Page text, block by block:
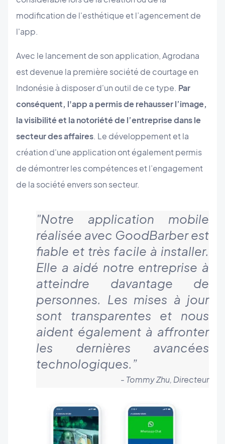
modification de l'esthétique et l’agencement de
l'app.
Avec le lancement de son application, Agrodana
est devenue la première société de courtage en
Indonésie à disposer d'un outil de ce type. Par
conséquent, l'app a permis de rehausser l’image,
la visibilité et la notoriété de l’entreprise dans le
secteur des affaires. Le développement et la
création d'une application ont également permis
de démontrer les compétences et l’engagement
de la société envers son secteur.
"Notre application mobile
réalisée avec GoodBarber est
fiable et très facile à installer.
Elle a aidé notre entreprise à
atteindre davantage de
personnes. Les mises à jour
sont transparentes et nous
aident également à affronter
les dernières avancées
technologiques. ”
- Tommy Zhu, Directeur